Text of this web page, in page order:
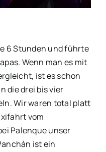
6 Stunden und führte
Wenn man es mit
ist es schon
die drei bis vier
Wir waren total platt
vom
Palenque unser
ist ein